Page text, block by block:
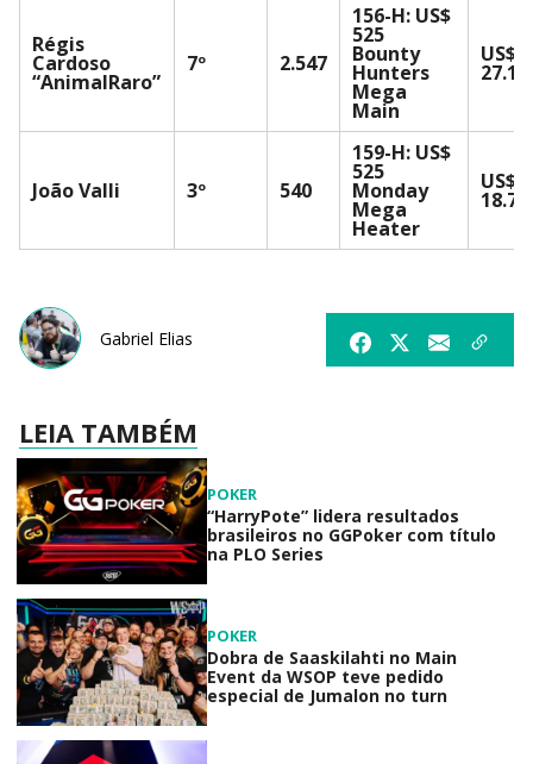
Régis
Cardoso
“AnimalRaro”
7º 2.547
156-H: US$
525
Bounty
Hunters
Mega
Main
US$
João Valli 3º 540
159-H: US$
525
Monday
Mega
Heater
US$
Gabriel Elias
LEIA TAMBÉM
POKER
“HarryPote” lidera resultados
brasileiros no GGPoker com título
na PLO Series
POKER
Dobra de Saaskilahti no Main
Event da WSOP teve pedido
especial de Jumalon no turn